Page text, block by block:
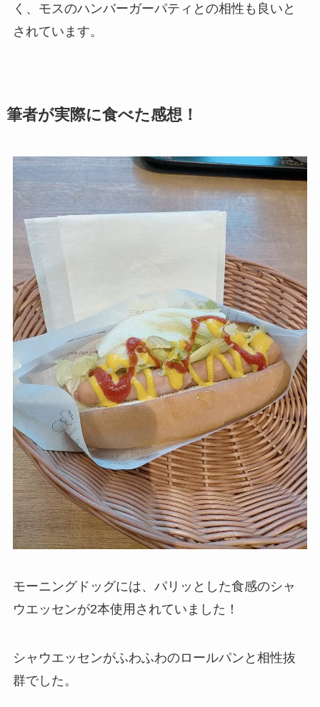
く、モスのハンバーガーパティとの相性も良いと
されています。
筆者が実際に食べた感想！
モーニングドッグには、パリッとした食感のシャ
ウエッセンが2本使用されていました！
シャウエッセンがふわふわのロールパンと相性抜
群でした。